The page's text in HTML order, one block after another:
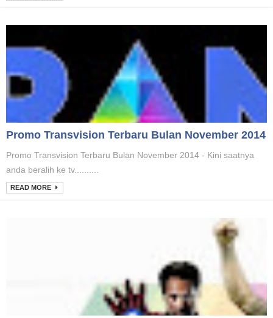
Promo Transvision Terbaru Bulan November 2014
Promo Transvision Terbaru Bulan November 2014 - Kini saatnya
anda beralih ke tv..........
READ MORE